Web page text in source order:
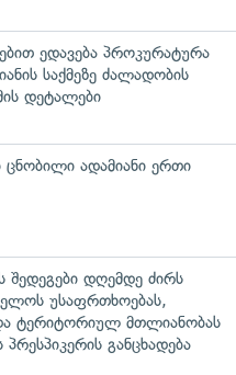
ედავება პროკურატურა
საქმეზე ძალადობის
დეტალები
ცნობილი ადამიანი ერთი
დღემდე ძირს
უსაფრთხოებას,
ტერიტორიულ მთლიანობას
განცხადება